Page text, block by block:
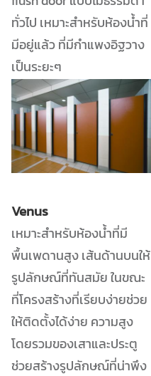
ทั่วไป เหมาะสำหรับห้องน้ำที่
มีอยู่แล้ว ที่มีกำแพงอิฐวาง
เป็นระยะๆ
Venus
เหมาะสำหรับห้องน้ำที่มี
พื้นเพดานสูง เส้นด้านบนให้
รูปลักษณ์ที่ทันสมัย ในขณะ
ที่โครงสร้างที่เรียบง่ายช่วย
ให้ติดตั้งได้ง่าย ความสูง
โดยรวมของเสาและประตู
ช่วยสร้างรูปลักษณ์ที่น่าพึง